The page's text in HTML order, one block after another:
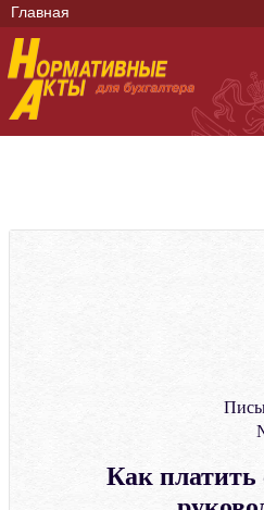
Главная
Как